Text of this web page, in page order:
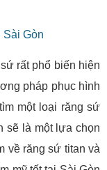
Sài Gòn
rất phổ biến hiện
pháp phục hình
một loại răng sứ
sẽ là một lựa chọn
về răng sứ titan và